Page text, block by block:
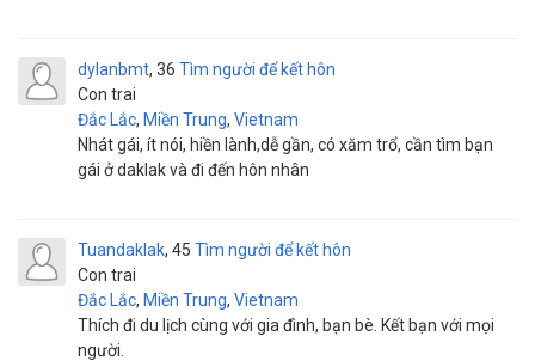
dylanbmt
Con trai
36
Đắc Lắc, Miền Trung, Vietnam
Tìm người để kết hôn
Nhát gái, ít nói, hiền lành,dễ gần, có xăm trổ, cần tìm bạn
gái ở daklak và đi đến hôn nhân
Tuandaklak
Con trai
45
Đắc Lắc, Miền Trung, Vietnam
Tìm người để kết hôn
Thích đi du lịch cùng với gia đình, bạn bè. Kết bạn với mọi
người.